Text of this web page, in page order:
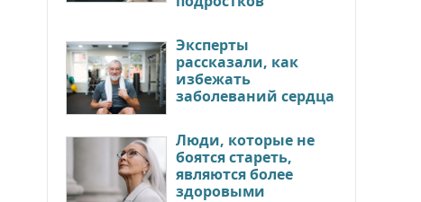
Эксперты
рассказали, как
избежать
заболеваний сердца
Люди, которые не
боятся стареть,
являются более
здоровыми